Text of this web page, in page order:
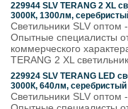
229944 SLV TERANG 2 XL
3000К, 1300лм,
Светильники SLV оптом
Опытные специалисты
коммерческого
TERANG 2 XL светильник
229924 SLV TERANG LED
3000К, 640лм, серебристый
Светильники SLV оптом